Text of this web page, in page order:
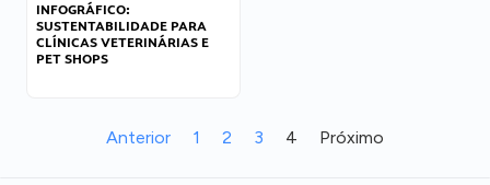
INFOGRÁFICO:
SUSTENTABILIDADE PARA
CLÍNICAS VETERINÁRIAS E
PET SHOPS
Anterior 1 2 3 4 Próximo